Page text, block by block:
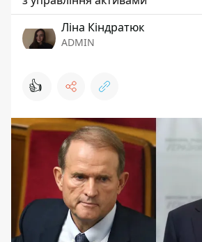
Ліна Кіндратюк
ADMIN
👍